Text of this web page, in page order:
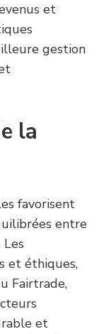
et
gestion
la
favorisent
entre
et éthiques,
Fairtrade,
et